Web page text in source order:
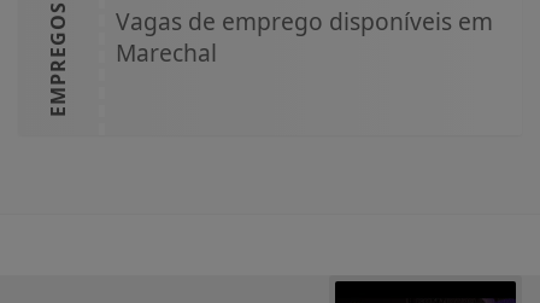
EMPREGOS
Vagas de emprego disponíveis em
Marechal